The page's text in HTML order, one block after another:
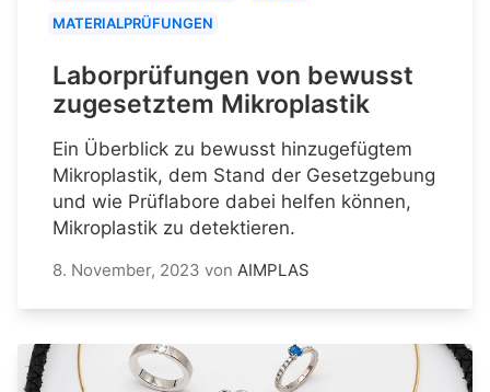
MATERIALPRÜFUNGEN
Laborprüfungen von bewusst
zugesetztem Mikroplastik
Ein Überblick zu bewusst hinzugefügtem
Mikroplastik, dem Stand der Gesetzgebung
und wie Prüflabore dabei helfen können,
Mikroplastik zu detektieren.
8. November, 2023 von AIMPLAS